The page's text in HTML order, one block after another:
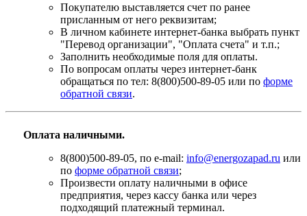
Покупателю выставляется счет по ранее
присланным от него реквизитам;
В личном кабинете интернет-банка выбрать пункт
"Перевод организации", "Оплата счета" и т.п.;
Заполнить необходимые поля для оплаты.
По вопросам оплаты через интернет-банк
обращаться по тел: 8(800)500-89-05 или по форме
обратной связи.
Оплата наличными.
8(800)500-89-05, по e-mail: info@energozapad.ru или
по форме обратной связи;
Произвести оплату наличными в офисе
предприятия, через кассу банка или через
подходящий платежный терминал.